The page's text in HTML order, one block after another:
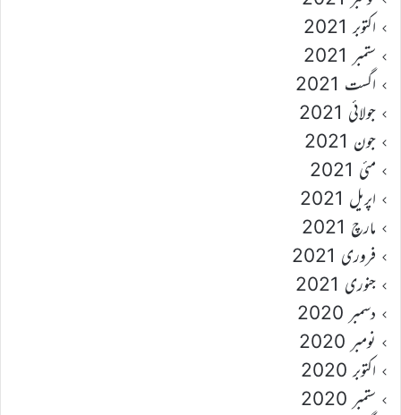
اکتوبر 2021
ستمبر 2021
اگست 2021
جولائی 2021
جون 2021
مئی 2021
اپریل 2021
مارچ 2021
فروری 2021
جنوری 2021
دسمبر 2020
نومبر 2020
اکتوبر 2020
ستمبر 2020